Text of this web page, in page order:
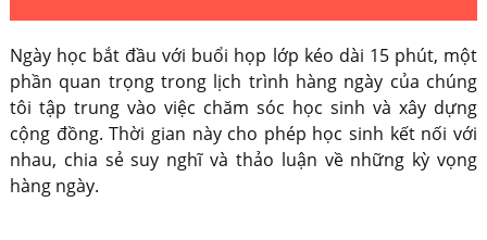
Ngày học bắt đầu với buổi họp lớp kéo dài 15 phút, một
phần quan trọng trong lịch trình hàng ngày của chúng
tôi tập trung vào việc chăm sóc học sinh và xây dựng
cộng đồng. Thời gian này cho phép học sinh kết nối với
nhau, chia sẻ suy nghĩ và thảo luận về những kỳ vọng
hàng ngày.